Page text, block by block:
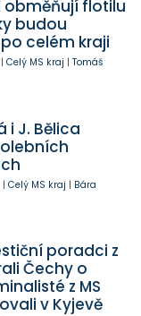
flotilu
budou
celém kraji
| Celý MS kraj | Tomáš
i J. Bělica
| Celý MS kraj | Bára
poradci z
Čechy o
z MS
v Kyjevě